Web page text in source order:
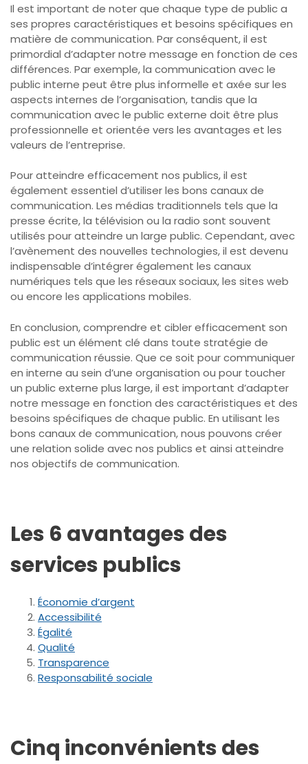
Il est important de noter que chaque type de public a
ses propres caractéristiques et besoins spécifiques en
matière de communication. Par conséquent, il est
primordial d’adapter notre message en fonction de ces
différences. Par exemple, la communication avec le
public interne peut être plus informelle et axée sur les
aspects internes de l’organisation, tandis que la
communication avec le public externe doit être plus
professionnelle et orientée vers les avantages et les
valeurs de l’entreprise.
Pour atteindre efficacement nos publics, il est
également essentiel d’utiliser les bons canaux de
communication. Les médias traditionnels tels que la
presse écrite, la télévision ou la radio sont souvent
utilisés pour atteindre un large public. Cependant, avec
l’avènement des nouvelles technologies, il est devenu
indispensable d’intégrer également les canaux
numériques tels que les réseaux sociaux, les sites web
ou encore les applications mobiles.
En conclusion, comprendre et cibler efficacement son
public est un élément clé dans toute stratégie de
communication réussie. Que ce soit pour communiquer
en interne au sein d’une organisation ou pour toucher
un public externe plus large, il est important d’adapter
notre message en fonction des caractéristiques et des
besoins spécifiques de chaque public. En utilisant les
bons canaux de communication, nous pouvons créer
une relation solide avec nos publics et ainsi atteindre
nos objectifs de communication.
Les 6 avantages des
services publics
Économie d’argent
Accessibilité
Égalité
Qualité
Transparence
Responsabilité sociale
Cinq inconvénients des